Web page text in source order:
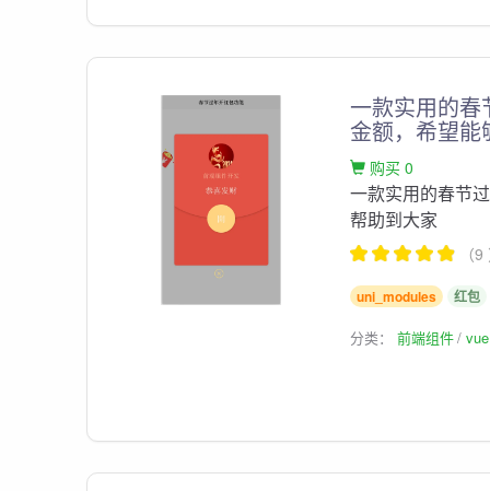
一款实用的
金额，希望能
购买 0
一款实用的春节
帮助到大家
（
uni_modules 红包
分类：前端组件